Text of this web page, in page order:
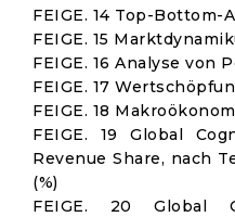
FEIGE. 14 Top-Bottom-
FEIGE. 15
FEIGE. 16 Analyse von
FEIGE. 17
FEIGE. 18
FEIGE. 19 Global
Revenue Share, nach
(%)
FEIGE. 20 Global